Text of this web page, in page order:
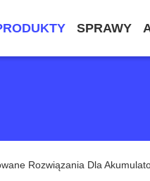
SPRAWY
Rozwiązania Dla